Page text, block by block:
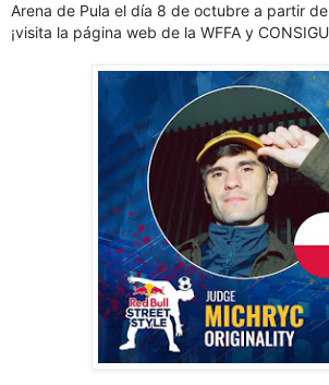
Arena de Pula el día 8 de octubre a partir
¡visita la página web de la WFFA y